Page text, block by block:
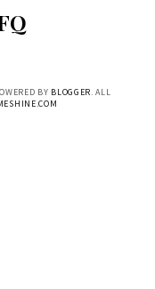
BY BLOGGER. ALL